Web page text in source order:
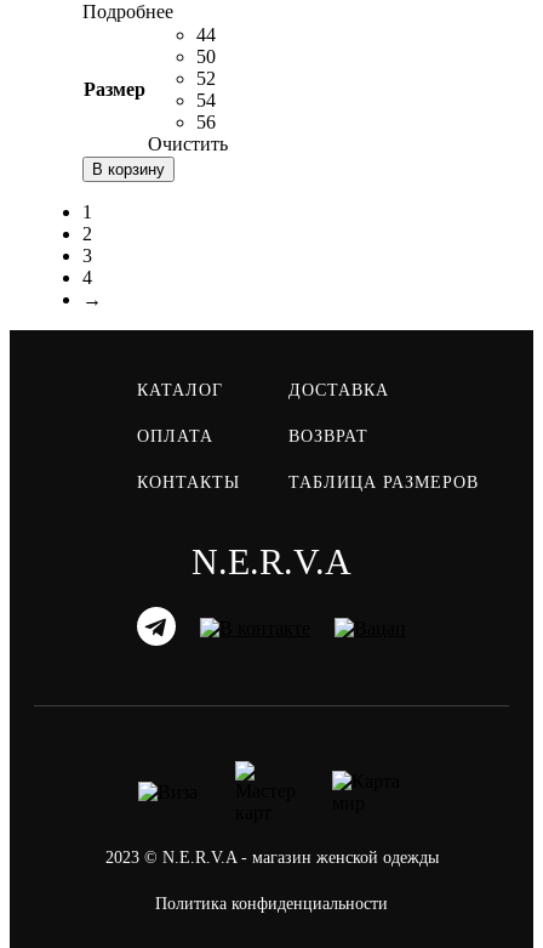
составляла
12900 ₽.
Подробнее
Размер
44
50
52
54
56
Очистить
В корзину
1
2
3
4
→
N.E.R.V.A
КАТАЛОГ ДОСТАВКА
ОПЛАТА ВОЗВРАТ
КОНТАКТЫ ТАБЛИЦА РАЗМЕРОВ
2023 © N.E.R.V.A - магазин женской одежды
Политика конфиденциальности